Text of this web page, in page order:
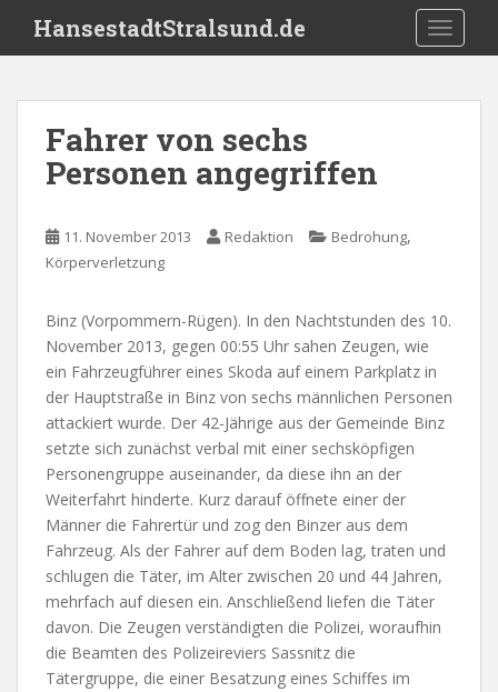
i
HansestadtStralsund.de
Fahrer von sechs
Personen angegriffen
11. November 2013 Redaktion Bedrohung,
Körperverletzung
Binz (Vorpommern-Rügen). In den Nachtstunden des 10.
November 2013, gegen 00:55 Uhr sahen Zeugen, wie
ein Fahrzeugführer eines Skoda auf einem Parkplatz in
der Hauptstraße in Binz von sechs männlichen Personen
attackiert wurde. Der 42-Jährige aus der Gemeinde Binz
setzte sich zunächst verbal mit einer sechsköpfigen
Personengruppe auseinander, da diese ihn an der
Weiterfahrt hinderte. Kurz darauf öffnete einer der
Männer die Fahrertür und zog den Binzer aus dem
Fahrzeug. Als der Fahrer auf dem Boden lag, traten und
schlugen die Täter, im Alter zwischen 20 und 44 Jahren,
mehrfach auf diesen ein. Anschließend liefen die Täter
davon. Die Zeugen verständigten die Polizei, woraufhin
die Beamten des Polizeireviers Sassnitz die
Tätergruppe, die einer Besatzung eines Schiffes im